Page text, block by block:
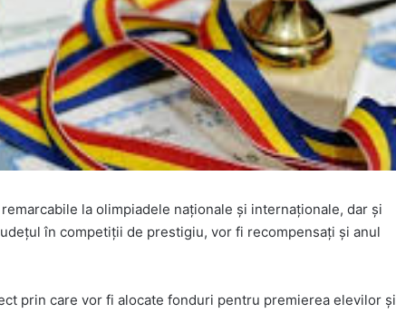
la olimpiadele naționale și internaționale, dar și
în competiții de prestigiu, vor fi recompensați și anul
prin care vor fi alocate fonduri pentru premierea elevilor și